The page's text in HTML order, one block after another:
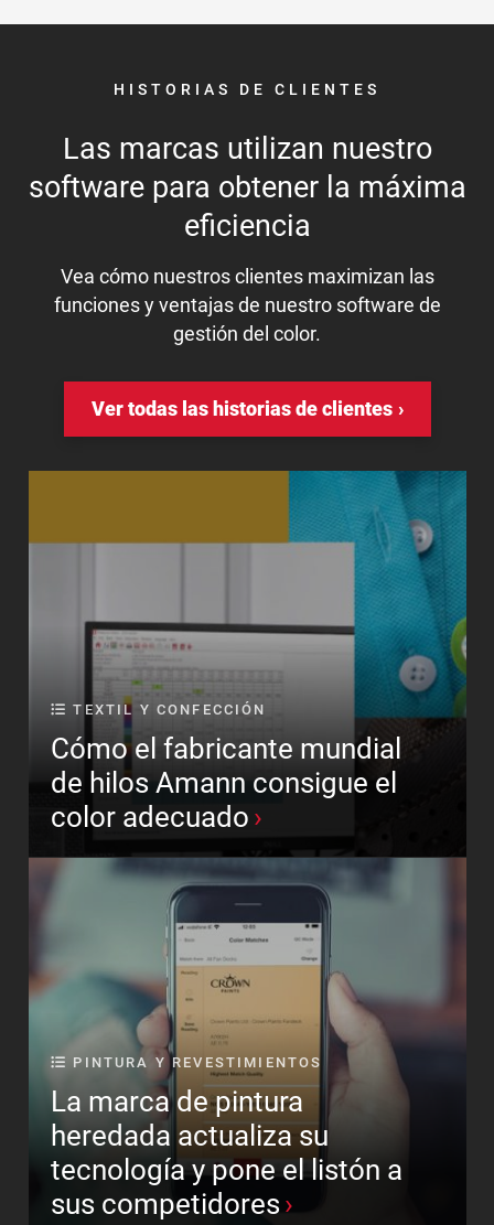
HISTORIAS DE CLIENTES
Las marcas utilizan nuestro
software para obtener la máxima
eficiencia
Vea cómo nuestros clientes maximizan las
funciones y ventajas de nuestro software de
gestión del color.
Ver todas las historias de clientes
Cómo el fabricante mundial
de hilos Amann consigue el
color adecuado
TEXTIL Y CONFECCIÓN
La marca de pintura
heredada actualiza su
tecnología y pone el listón a
sus competidores
PINTURA Y REVESTIMIENTOS